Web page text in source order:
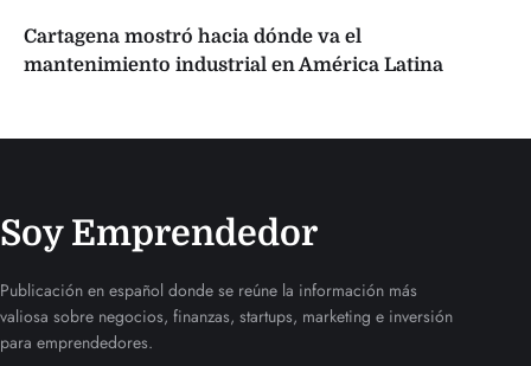
Cartagena mostró hacia dónde va el
mantenimiento industrial en América Latina
Soy Emprendedor
Publicación en español donde se reúne la información más
valiosa sobre negocios, finanzas, startups, marketing e inversión
para emprendedores.